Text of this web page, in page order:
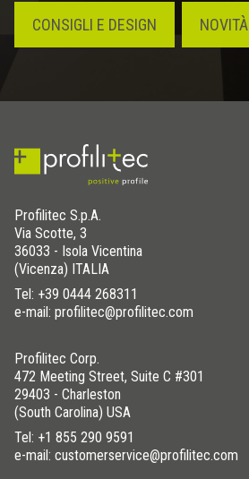
CONSIGLI E DESIGN NOVITÀ
Profilitec S.p.A.
Via Scotte, 3
36033 - Isola Vicentina
(Vicenza) ITALIA
Tel: +39 0444 268311
e-mail: profilitec@profilitec.com
Profilitec Corp.
472 Meeting Street, Suite C #301
29403 - Charleston
(South Carolina) USA
Tel: +1 855 290 9591
e-mail: customerservice@profilitec.com